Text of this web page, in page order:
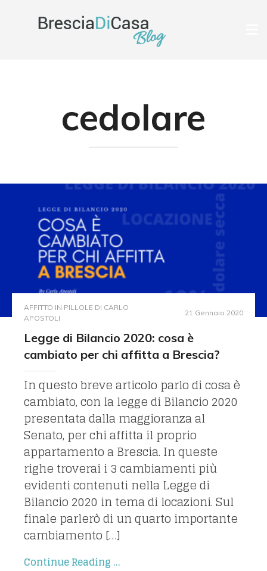
cedolare
AFFITTO IN PILLOLE DI CARLO
APOSTOLI
21 Gennaio 2020
Legge di Bilancio 2020: cosa è
cambiato per chi affitta a Brescia?
In questo breve articolo parlo di cosa è
cambiato, con la legge di Bilancio 2020
presentata dalla maggioranza al
Senato, per chi affitta il proprio
appartamento a Brescia. In queste
righe troverai i 3 cambiamenti più
evidenti contenuti nella Legge di
Bilancio 2020 in tema di locazioni. Sul
finale parlerò di un quarto importante
cambiamento […]
Continue Reading ...